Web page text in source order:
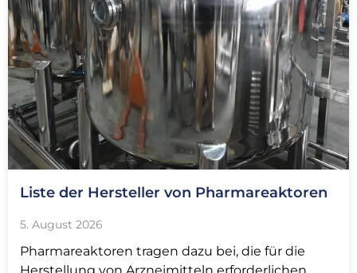
Liste der Hersteller von Pharmareaktoren
5. August 2026
Pharmareaktoren tragen dazu bei, die für die
Herstellung von Arzneimitteln erforderlichen